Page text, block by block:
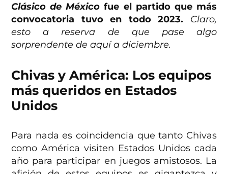
Clásico de México fue el partido que más
convocatoria tuvo en todo 2023. Claro,
esto a reserva de que pase algo
sorprendente de aquí a diciembre.
Chivas y América: Los equipos
más queridos en Estados
Unidos
Para nada es coincidencia que tanto Chivas
como América visiten Estados Unidos cada
año para participar en juegos amistosos. La